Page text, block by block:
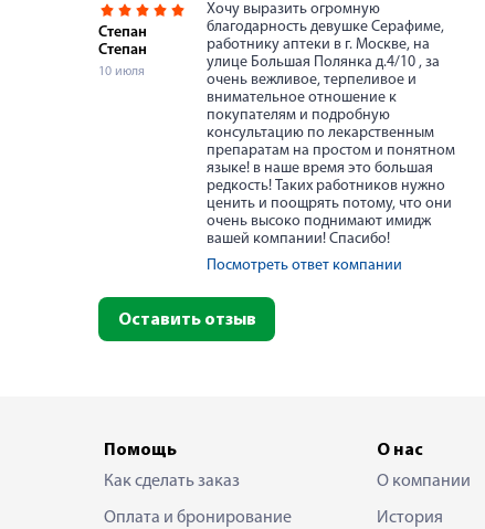
Степан
Степан
10 июля
Хочу выразить огромную
благодарность девушке Серафиме,
работнику аптеки в г. Москве, на
улице Большая Полянка д.4/10 , за
очень вежливое, терпеливое и
внимательное отношение к
покупателям и подробную
консультацию по лекарственным
препаратам на простом и понятном
языке! в наше время это большая
редкость! Таких работников нужно
ценить и поощрять потому, что они
очень высоко поднимают имидж
вашей компании! Спасибо!
Посмотреть ответ компании
Оставить отзыв
Помощь
Как сделать заказ
Оплата и бронирование
О нас
О компании
История